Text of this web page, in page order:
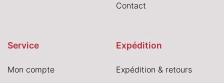
Contact
Service
Mon compte
Expédition
Expédition & retours